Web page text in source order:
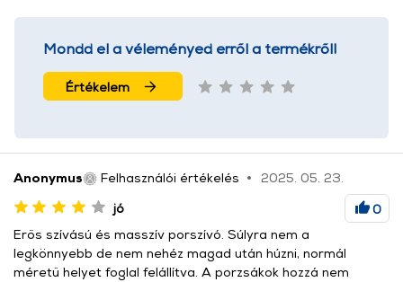
Mondd el a véleményed erről a termékről!
Értékelem
Anonymus Felhasználói értékelés
2025. 05. 23.
jó
0
Erős szívású és masszív porszívó. Súlyra nem a
legkönnyebb de nem nehéz magad után húzni, normál
méretű helyet foglal felállítva. A porzsákok hozzá nem